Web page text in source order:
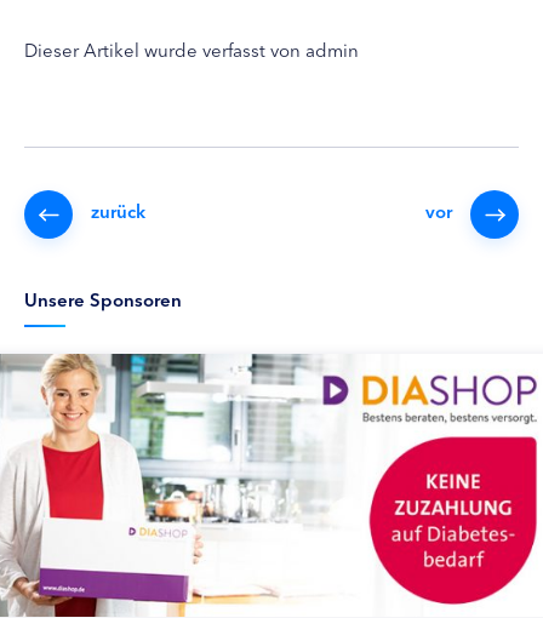
Dieser Artikel wurde verfasst von admin
zurück vor
Unsere Sponsoren